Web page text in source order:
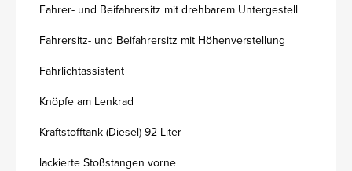
Fahrer- und Beifahrersitz mit drehbarem Untergestell
Fahrersitz- und Beifahrersitz mit Höhenverstellung
Fahrlichtassistent
Knöpfe am Lenkrad
Kraftstofftank (Diesel) 92 Liter
lackierte Stoßstangen vorne